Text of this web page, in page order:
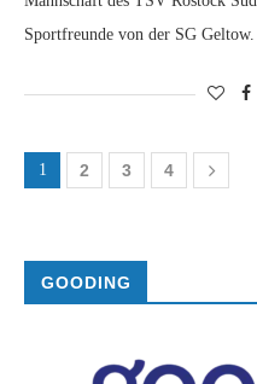
Sportfreunde von der SG Geltow.
1 2 3 4
GOODING